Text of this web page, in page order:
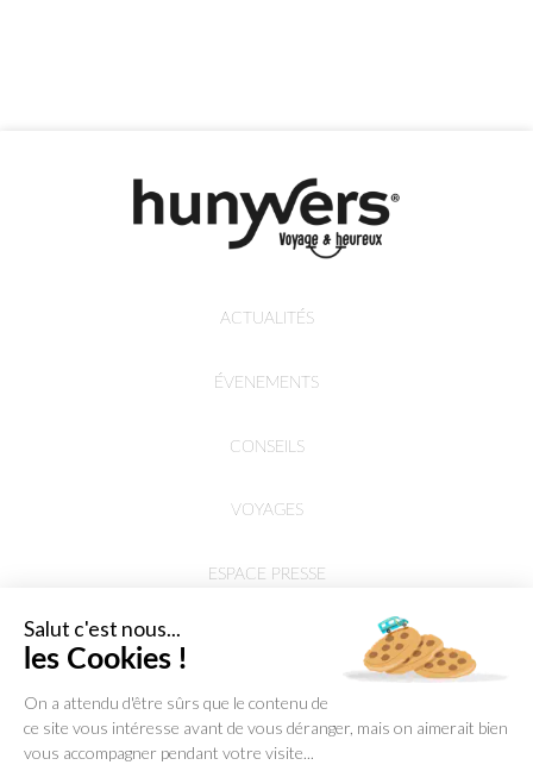
ACTUALITÉS
ÉVENEMENTS
CONSEILS
VOYAGES
ESPACE PRESSE
Salut c'est nous...
les Cookies !
On a attendu d'être sûrs que le contenu de
ce site vous intéresse avant de vous déranger, mais on aimerait bien
vous accompagner pendant votre visite...